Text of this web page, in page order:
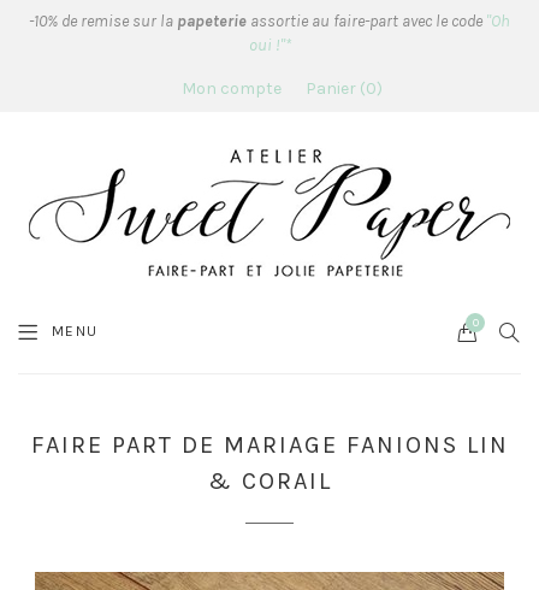
-10% de remise sur la papeterie assortie au faire-part avec le code "Oh
oui !"*
Mon compte Panier 0
MENU Cart
0
FAIRE PART DE MARIAGE FANIONS LIN
& CORAIL